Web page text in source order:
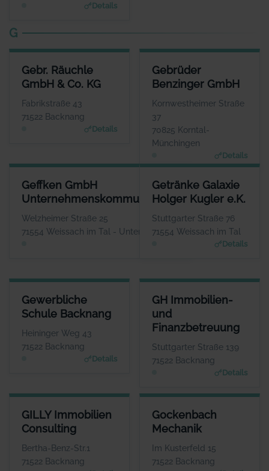
Details
G
Gebr. Räuchle
GmbH & Co. KG
Fabrikstraße 43
71522 Backnang
Details
GEBR. RÄUCHLE GMBH & CO. KG
Herr Maximilian Räuchle
www.raeuchle.com
Gebrüder
Benzinger GmbH
Kornwestheimer Straße
37
70825 Korntal-
Münchingen
Details
GEBRÜDER BENZINGER GMBH
ANSPRECHPARTNER
Herr Patrik Diewald
WEBSITE
www.gebrueder-benzinger.d
Geffken GmbH
Unternehmenskommunikation
Welzheimer Straße 25
71554 Weissach im Tal - Unterweissach
GEFFKEN GMBH UNTERNEHMENSKOMMUNIKATION
ANSPRECHPARTNER
Herr Thomas Geffken
WEBSITE
www.geffken.net
Getränke Galaxie
Holger Kugler e.K.
Stuttgarter Straße 76
71554 Weissach im Tal
Details
GETRÄNKE GALAXIE HOLGER
Herr
www.getraenke-
Gewerbliche
Schule Backnang
Heininger Weg 43
71522 Backnang
Details
GEWERBLICHE SCHULE BACKNANG
ANSPRECHPARTNER
Frau Isolde Fleuchaus
WEBSITE
GH Immobilien-
und
Finanzbetreuung
Stuttgarter Straße 139
71522 Backnang
Details
GH IMMOBILIEN- UND
GILLY Immobilien
Consulting
Bertha-Benz-Str.1
71522 Backnang
GILLY IMMOBILIEN CONSULTING
Herr Marcel Gilly
www.gilly-immobilien.de
Gockenbach
Mechanik
Im Kusterfeld 15
71522 Backnang
GOCKENBACH MECHANIK
ANSPRECHPARTNER
Frau Barbara Braun
www.gockenbach-faess